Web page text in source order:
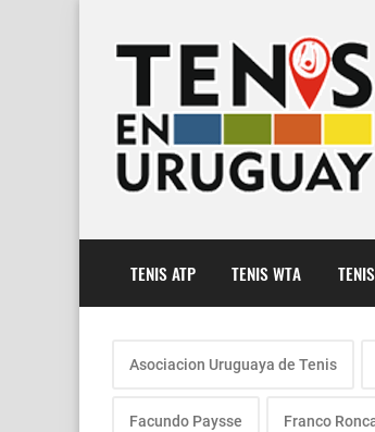
TENIS ATP TENIS WTA
Asociacion Uruguaya de Tenis
Facundo Paysse Franco